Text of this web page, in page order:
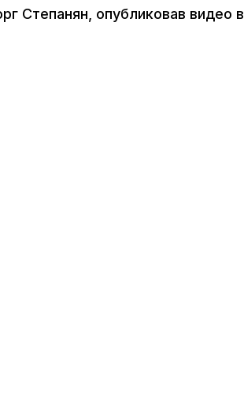
Степанян, опубликовав видео в